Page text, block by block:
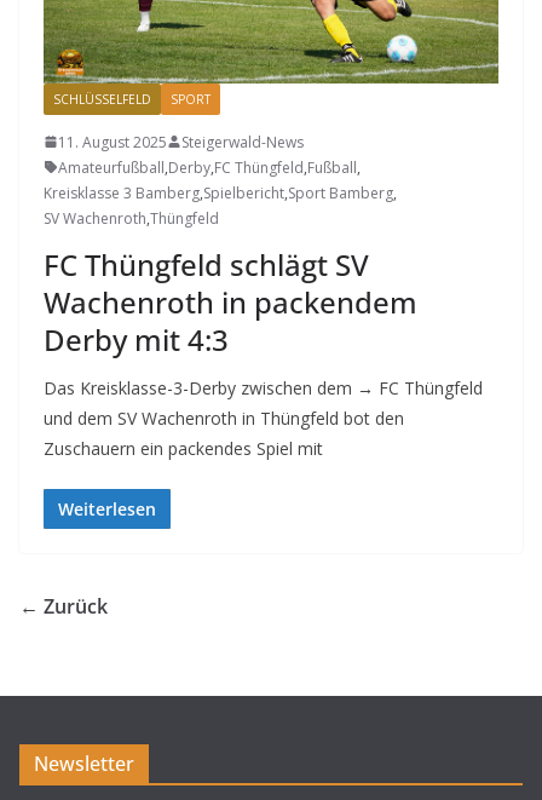
SCHLÜSSELFELD SPORT
11. August 2025
Steigerwald-News
Amateurfußball,Derby,FC Thüngfeld,Fußball,
Kreisklasse 3 Bamberg,Spielbericht,Sport Bamberg,
SV Wachenroth,Thüngfeld
FC Thüngfeld schlägt SV
Wachenroth in packendem
Derby mit 4:3
Das Kreisklasse-3-Derby zwischen dem → FC Thüngfeld
und dem SV Wachenroth in Thüngfeld bot den
Zuschauern ein packendes Spiel mit
Weiterlesen
← Zurück
Newsletter